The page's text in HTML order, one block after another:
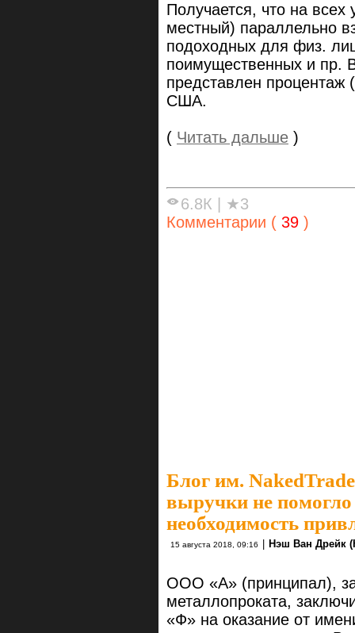
Получается, что на
местный) параллельно
подоходных для физ.
поимущественных и пр.
представлен процентаж
США.
( Читать дальше )
6.8К | ★3
Комментарии ( 39 )
Блог им.
выручки не
необходимость
15 августа 2018, 09:16 | Нэш Ван Дрейк
ООО «А» (принципал),
металлопроката,
«Ф» на оказание от